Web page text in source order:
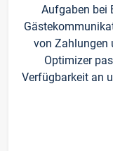
Aufgaben bei
von Zahlungen
Optimizer
Verfügbarkeit an